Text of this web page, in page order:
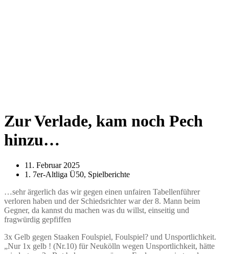
Zur Verlade, kam noch Pech
hinzu…
11. Februar 2025
1. 7er-Altliga Ü50, Spielberichte
…sehr ärgerlich das wir gegen einen unfairen Tabellenführer
verloren haben und der Schiedsrichter war der 8. Mann beim
Gegner, da kannst du machen was du willst, einseitig und
fragwürdig gepfiffen
3x Gelb gegen Staaken Foulspiel, Foulspiel? und Unsportlichkeit.
„Nur 1x gelb ! (Nr.10) für Neukölln wegen Unsportlichkeit, hätte